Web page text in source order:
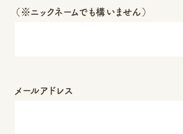
（※ニックネームでも構いません）
メールアドレス